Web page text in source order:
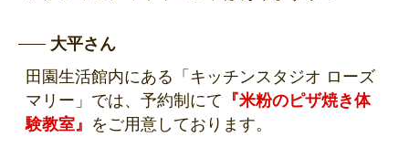
大平さん
田園生活館内にある「キッチンスタジオ ローズ
マリー」では、予約制にて 『米粉のピザ焼き体
験教室』 をご用意しております。